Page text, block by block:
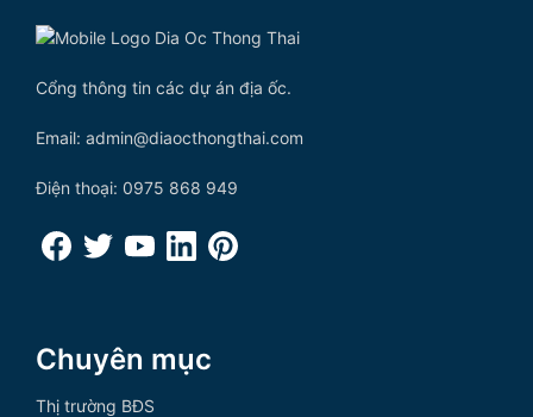
Cổng thông tin các dự án địa ốc.
Email: admin@diaocthongthai.com
Điện thoại: 0975 868 949
Chuyên mục
Thị trường BĐS